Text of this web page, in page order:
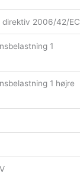
direktiv 2006/42/EC
1
1 højre